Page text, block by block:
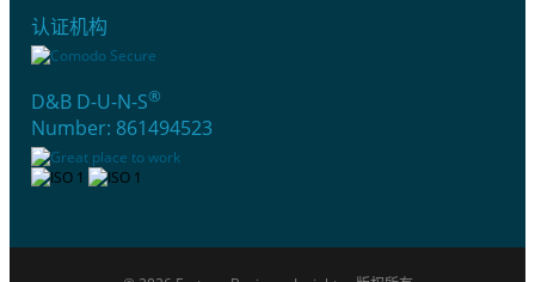
认证机构
D&B D-U-N-S®
Number: 861494523